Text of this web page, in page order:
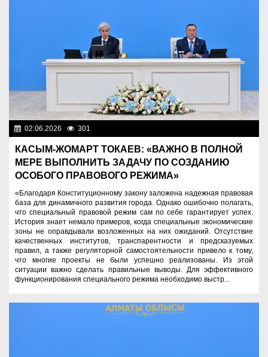
02.06.2026 301
КАСЫМ-ЖОМАРТ ТОКАЕВ: «ВАЖНО В ПОЛНОЙ
МЕРЕ ВЫПОЛНИТЬ ЗАДАЧУ ПО СОЗДАНИЮ
ОСОБОГО ПРАВОВОГО РЕЖИМА»
«Благодаря Конституционному закону заложена надежная правовая
база для динамичного развития города. Однако ошибочно полагать,
что специальный правовой режим сам по себе гарантирует успех.
История знает немало примеров, когда специальные экономические
зоны не оправдывали возложенных на них ожиданий. Отсутствие
качественных институтов, транспарентности и предсказуемых
правил, а также регуляторной самостоятельности привело к тому,
что многие проекты не были успешно реализованы. Из этой
ситуации важно сделать правильные выводы. Для эффективного
функционирования специального режима необходимо выстр...